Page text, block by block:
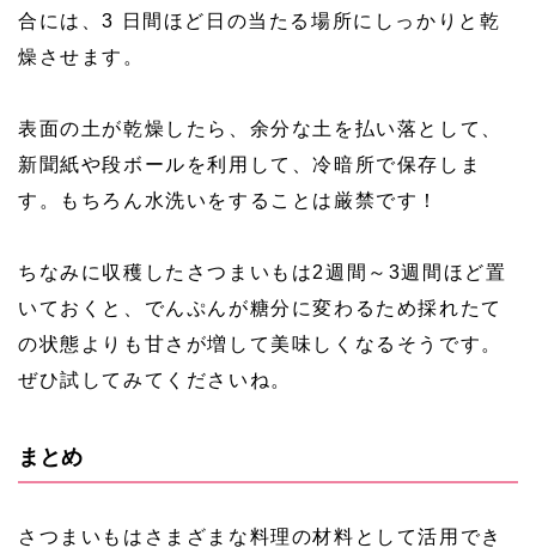
合には、3 日間ほど日の当たる場所にしっかりと乾
燥させます。
表面の土が乾燥したら、余分な土を払い落として、
新聞紙や段ボールを利用して、冷暗所で保存しま
す。もちろん水洗いをすることは厳禁です！
ちなみに収穫したさつまいもは2週間～3週間ほど置
いておくと、でんぷんが糖分に変わるため採れたて
の状態よりも甘さが増して美味しくなるそうです。
ぜひ試してみてくださいね。
まとめ
さつまいもはさまざまな料理の材料として活用でき